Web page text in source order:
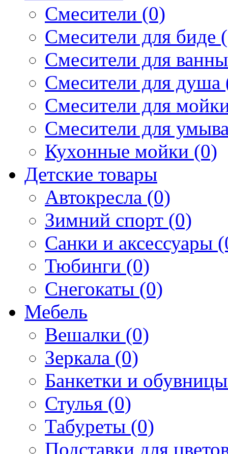
Смесители (0)
Смесители для биде
Смесители для
Смесители для душа
Смесители для
Смесители для
Кухонные мойки (0)
Детские товары
Автокресла (0)
Зимний спорт (0)
Санки и аксессуары
Тюбинги (0)
Снегокаты (0)
Мебель
Вешалки (0)
Зеркала (0)
Банкетки и
Стулья (0)
Табуреты (0)
Подставки для